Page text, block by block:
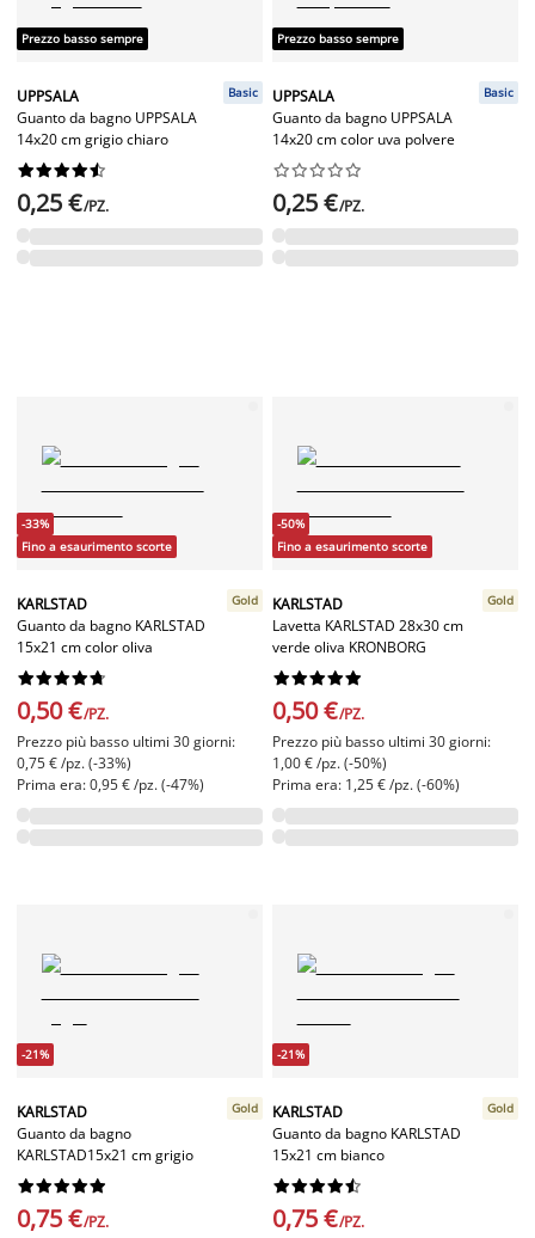
Prezzo basso sempre
UPPSALA
Guanto da bagno UPPSALA
14x20 cm grigio chiaro
Basic






0,25 €/PZ.
Prezzo basso sempre
UPPSALA
Guanto da bagno UPPSALA
14x20 cm color uva polvere
Basic






0,25 €/PZ.
-33%
Fino a esaurimento scorte
KARLSTAD
Guanto da bagno KARLSTAD
15x21 cm color oliva
Gold






0,50 €/PZ.
Prezzo più basso ultimi 30 giorni:
0,75 € /pz. (-33%)
Prima era: 0,95 € /pz. (-47%)
-50%
Fino a esaurimento scorte
KARLSTAD
Lavetta KARLSTAD 28x30 cm
verde oliva KRONBORG
Gold






0,50 €/PZ.
Prezzo più basso ultimi 30 giorni:
1,00 € /pz. (-50%)
Prima era: 1,25 € /pz. (-60%)
-21%
KARLSTAD
Guanto da bagno
KARLSTAD15x21 cm grigio
Gold






0,75 €/PZ.
-21%
KARLSTAD
Guanto da bagno KARLSTAD
15x21 cm bianco
Gold






0,75 €/PZ.